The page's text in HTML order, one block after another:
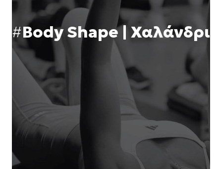
#Body Shape | Χαλάνδρι